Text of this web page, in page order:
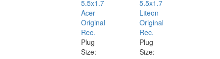
5.5x1.7
Acer
Original
Rec.
Plug
Size:
5.5x1.7
Liteon
Original
Rec.
Plug
Size: